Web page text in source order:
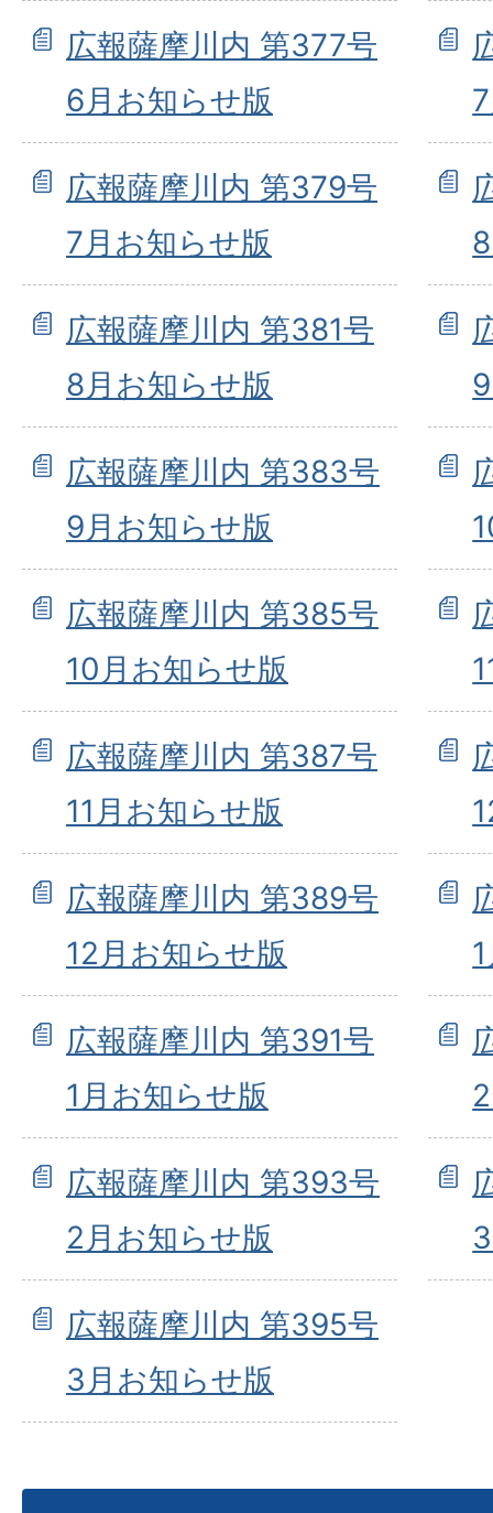
広報薩摩川内 第377号
6月お知らせ版
広報薩摩川内 第379号
7月お知らせ版
広報薩摩川内 第381号
8月お知らせ版
広報薩摩川内 第383号
9月お知らせ版
広報薩摩川内 第385号
10月お知らせ版
広報薩摩川内 第387号
11月お知らせ版
広報薩摩川内 第389号
12月お知らせ版
広報薩摩川内 第391号
1月お知らせ版
広報薩摩川内 第393号
2月お知らせ版
広報薩摩川内 第395号
3月お知らせ版